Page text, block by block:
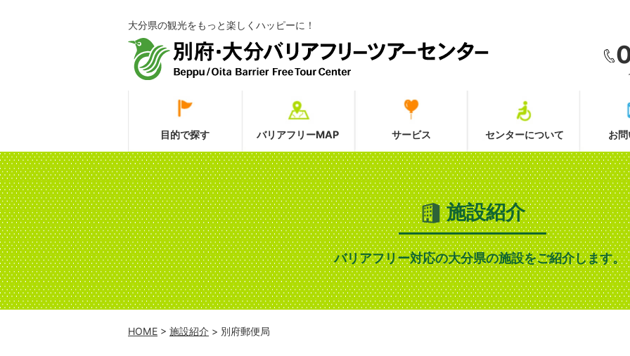
大分県の観光をもっと楽しくハッピーに！
目的で探す バリアフリーMAP サービス センターについて お
施設紹介
バリアフリー対応の大分県の施設をご紹介します。
HOME > 施設紹介 > 別府郵便局